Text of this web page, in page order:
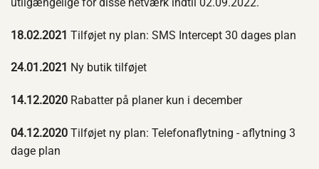
18.02.2021 Tilføjet ny plan: SMS Intercept 30 dages plan
24.01.2021 Ny butik tilføjet
14.12.2020 Rabatter på planer kun i december
04.12.2020 Tilføjet ny plan: Telefonaflytning - aflytning 3
dage plan